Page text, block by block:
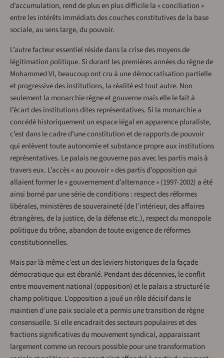
d’accumulation, rend de plus en plus difficile la « conciliation »
entre les intérêts immédiats des couches constitutives de la base
sociale, au sens large, du pouvoir.
L’autre facteur essentiel réside dans la crise des moyens de
légitimation politique. Si durant les premières années du règne de
Mohammed VI, beaucoup ont cru à une démocratisation partielle
et progressive des institutions, la réalité est tout autre. Non
seulement la monarchie règne et gouverne mais elle le fait à
l’écart des institutions dites représentatives. Si la monarchie a
concédé historiquement un espace légal en apparence pluraliste,
c’est dans le cadre d’une constitution et de rapports de pouvoir
qui enlèvent toute autonomie et substance propre aux institutions
représentatives. Le palais ne gouverne pas avec les partis mais à
travers eux. L’accès « au pouvoir » des partis d’opposition qui
allaient former le « gouvernement d’alternance » (1997-2002) a été
ainsi borné par une série de conditions : respect des réformes
libérales, ministères de souveraineté (de l’intérieur, des affaires
étrangères, de la justice, de la défense etc.), respect du monopole
politique du trône, abandon de toute exigence de réformes
constitutionnelles.
Mais par là même c’est un des leviers historiques de la façade
démocratique qui est ébranlé. Pendant des décennies, le conflit
entre mouvement national (opposition) et le palais a structuré le
champ politique. L’opposition a joué un rôle décisif dans le
maintien d’une paix sociale et a permis une transition de règne
consensuelle. Si elle encadrait des secteurs populaires et des
fractions significatives du mouvement syndical, apparaissant
largement comme un recours possible pour une transformation